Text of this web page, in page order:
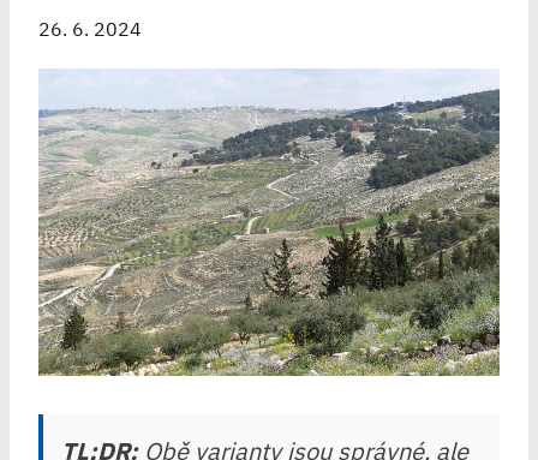
26. 6. 2024
TL;DR:Obě varianty jsou správné, ale